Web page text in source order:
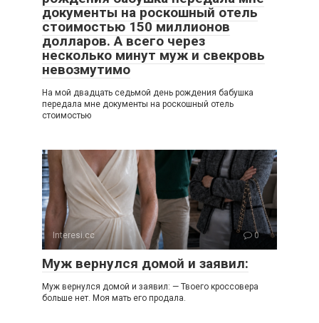
документы на роскошный отель
стоимостью 150 миллионов
долларов. А всего через
несколько минут муж и свекровь
невозмутимо
На мой двадцать седьмой день рождения бабушка
передала мне документы на роскошный отель
стоимостью
Interesi.cc 0
Муж вернулся домой и заявил:
Муж вернулся домой и заявил: — Твоего кроссовера
больше нет. Моя мать его продала.